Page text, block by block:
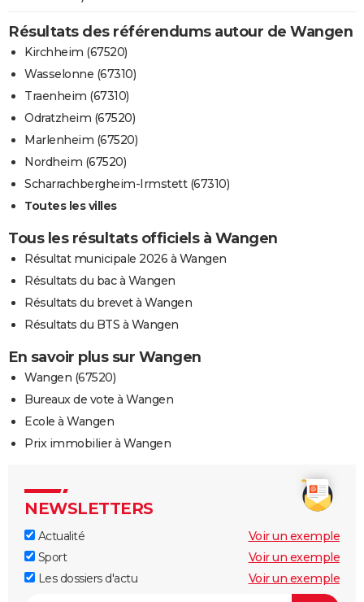
Résultats des référendums autour de Wangen
Kirchheim (67520)
Wasselonne (67310)
Traenheim (67310)
Odratzheim (67520)
Marlenheim (67520)
Nordheim (67520)
Scharrachbergheim-Irmstett (67310)
Toutes les villes
Tous les résultats officiels à Wangen
Résultat municipale 2026 à Wangen
Résultats du bac à Wangen
Résultats du brevet à Wangen
Résultats du BTS à Wangen
En savoir plus sur Wangen
Wangen (67520)
Bureaux de vote à Wangen
Ecole à Wangen
Prix immobilier à Wangen
NEWSLETTERS
Actualité
Voir un exemple
Sport
Voir un exemple
Les dossiers d'actu
Voir un exemple